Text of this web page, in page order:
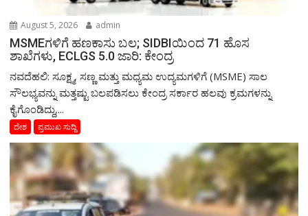
August 5, 2026 admin
MSMEಗಳಿಗೆ ಹಣಕಾಸು ಬಲ; SIDBIಯಿಂದ 71 ಹೊಸ
ಶಾಖೆಗಳು, ECLGS 5.0 ಜಾರಿ: ಕೇಂದ್ರ
ನವದೆಹಲಿ: ಸೂಕ್ಷ್ಮ, ಸಣ್ಣ ಮತ್ತು ಮಧ್ಯಮ ಉದ್ಯಮಗಳಿಗೆ (MSME) ಸಾಲ
ಸೌಲಭ್ಯವನ್ನು ಮತ್ತಷ್ಟು ಬಲಪಡಿಸಲು ಕೇಂದ್ರ ಸರ್ಕಾರ ಹಲವು ಕ್ರಮಗಳನ್ನು
ಕೈಗೊಂಡಿದ್ದು,...
ದೇಶ ಪ್ರಮುಖ ಸುದ್ದಿ